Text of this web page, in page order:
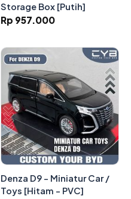
Storage Box [Putih]
Rp 957.000
Denza D9 - Miniatur Car /
Toys [Hitam - PVC]